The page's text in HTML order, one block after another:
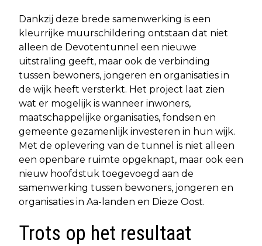
Dankzij deze brede samenwerking is een
kleurrijke muurschildering ontstaan dat niet
alleen de Devotentunnel een nieuwe
uitstraling geeft, maar ook de verbinding
tussen bewoners, jongeren en organisaties in
de wijk heeft versterkt. Het project laat zien
wat er mogelijk is wanneer inwoners,
maatschappelijke organisaties, fondsen en
gemeente gezamenlijk investeren in hun wijk.
Met de oplevering van de tunnel is niet alleen
een openbare ruimte opgeknapt, maar ook een
nieuw hoofdstuk toegevoegd aan de
samenwerking tussen bewoners, jongeren en
organisaties in Aa-landen en Dieze Oost.
Trots op het resultaat